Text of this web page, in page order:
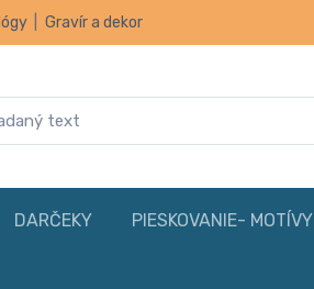
Gravír a dekor
DARČEKY PIESKOVANIE- MOTÍVY